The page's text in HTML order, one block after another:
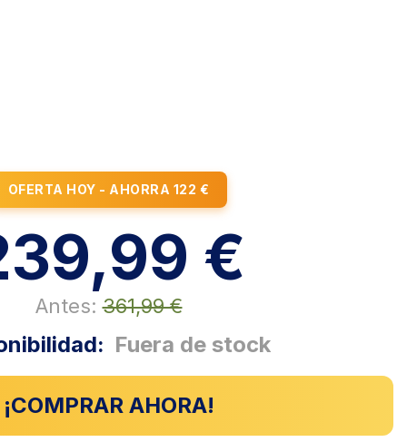
OFERTA HOY - AHORRA 122 €
€
Antes:361,99 €
Fuera de stock
¡COMPRAR AHORA!